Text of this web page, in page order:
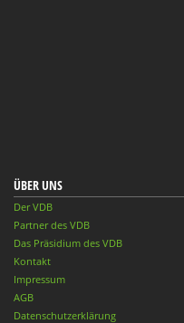
ÜBER UNS
Der VDB
Partner des VDB
Das Präsidium des VDB
Kontakt
Impressum
AGB
Datenschutzerklärung